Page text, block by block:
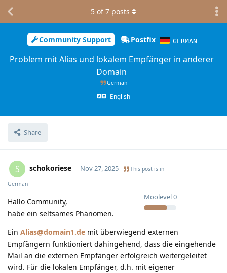
Community Support Postfix GERMAN
Problem mit Alias und lokalem Empfänger in anderer
Domain
German
English
Share
5 of7 posts
S schokoriese
Moolevel0
Nov 27, 2025 This post is in
German
Hallo Community,
habe ein seltsames Phänomen.
Ein Alias@domain1.de mit überwiegend externen
Empfängern funktioniert dahingehend, dass die eingehende
Mail an die externen Empfänger erfolgreich weitergeleitet
wird. Für die lokalen Empfänger, d.h. mit eigener